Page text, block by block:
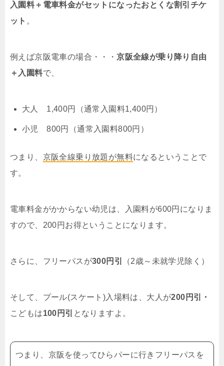
入園料＋電車料金がセットになったおとくな割引チケ
ット 。
例えば京阪電車の場合・・・京阪全線が乗り降り自由
＋入園料で、
大人 1,400円（通常入園料1,400円）
小児 800円（通常入園料800円）
つまり、 京阪全線乗り放題が無料になるということで
す。
電車料金がかからない幼児は、入園料が600円になりま
すので、200円お得ということになります。
さらに、フリーパスが300円引 （2歳～未就学児除く）
そして、プール(スケート)入場料は、大人が200円引・
こどもは100円引 となりますよ。
つまり、京阪を使ってひらパーに行きフリーパスを